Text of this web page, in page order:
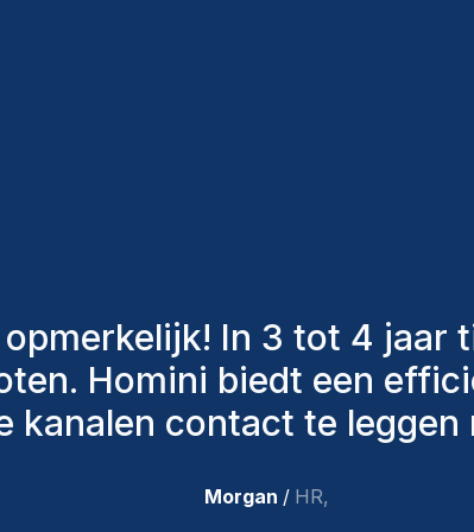
Homini hebben altijd
om ons de juiste
aangenomen, zijn
tevreden met de
team.